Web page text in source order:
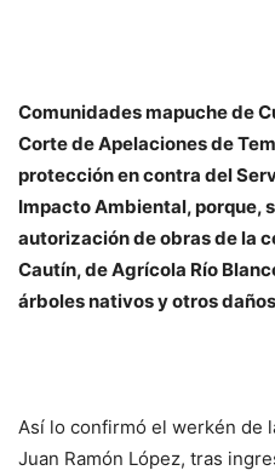
Comunidades mapuche de
Corte de Apelaciones de
protección en contra del
Impacto Ambiental, porque,
autorización de obras de la
Cautín, de Agrícola Río
árboles nativos y otros
Así lo confirmó el werkén de
Juan Ramón López, tras